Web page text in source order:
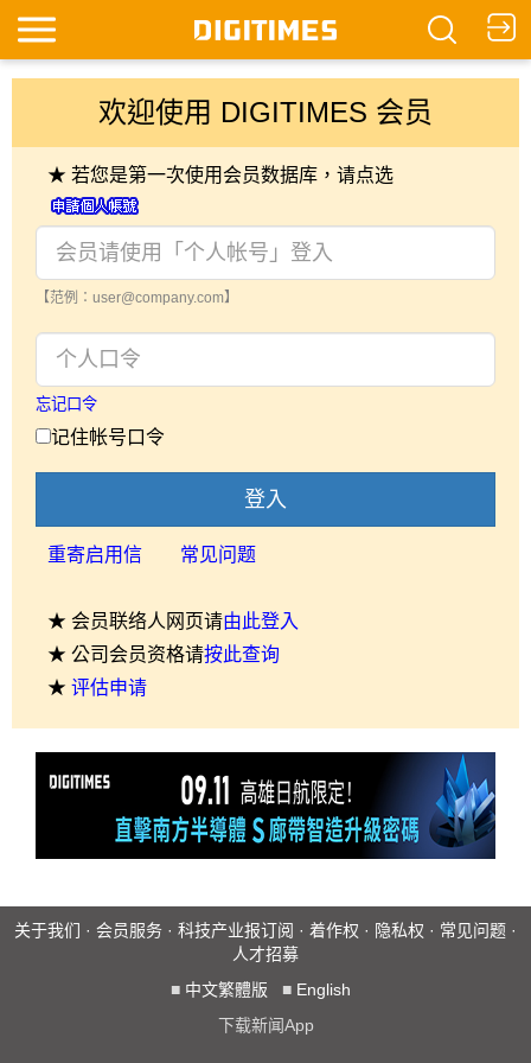
欢迎使用 DIGITIMES 会员
★ 若您是第一次使用会员数据库，请点选
【范例：user@company.com】
忘记口令
记住帐号口令
登入
重寄启用信 常见问题
★ 会员联络人网页请由此登入
★ 公司会员资格请按此查询
★ 评估申请
关于我们 · 会员服务 · 科技产业报订阅 · 着作权 · 隐私权 · 常见问题 ·
人才招募
■ 中文繁體版 ■ English
下载新闻App